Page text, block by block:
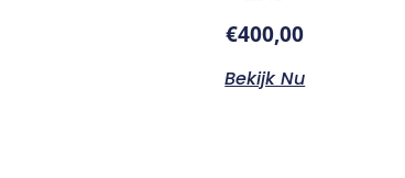
€400,00
Bekijk Nu